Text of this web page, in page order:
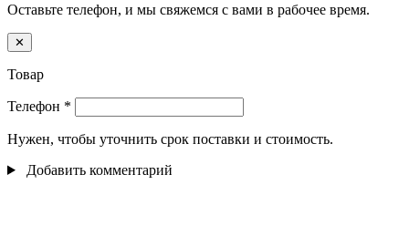
Оставьте телефон, и мы свяжемся с вами в рабочее время.
✕
Товар
Телефон *
Нужен, чтобы уточнить срок поставки и стоимость.
Добавить комментарий